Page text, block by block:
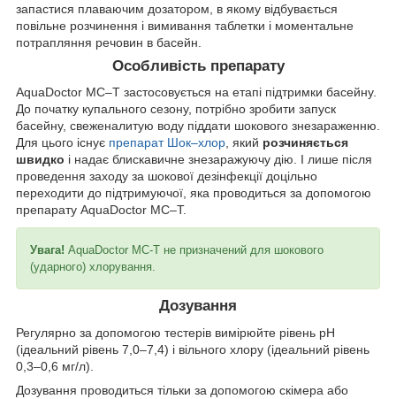
запастися плаваючим дозатором, в якому відбувається
повільне розчинення і вимивання таблетки і моментальне
потрапляння речовин в басейн.
Особливість препарату
AquaDoctor MC–T застосовується на етапі підтримки басейну.
До початку купального сезону, потрібно зробити запуск
басейну, свеженалитую воду піддати шокового знезараженню.
Для цього існує препарат Шок–хлор, який розчиняється
швидко і надає блискавичне знезаражуючу дію. І лише після
проведення заходу за шокової дезінфекції доцільно
переходити до підтримуючої, яка проводиться за допомогою
препарату AquaDoctor MC–T.
Увага! AquaDoctor MC-T не призначений для шокового
(ударного) хлорування.
Дозування
Регулярно за допомогою тестерів вимірюйте рівень pH
(ідеальний рівень 7,0–7,4) і вільного хлору (ідеальний рівень
0,3–0,6 мг/л).
Дозування проводиться тільки за допомогою скімера або